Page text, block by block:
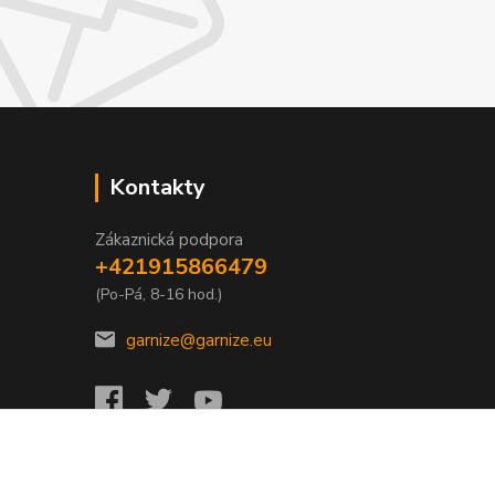
Kontakty
Zákaznická podpora
+421915866479
(Po-Pá, 8-16 hod.)
garnize@garnize.eu